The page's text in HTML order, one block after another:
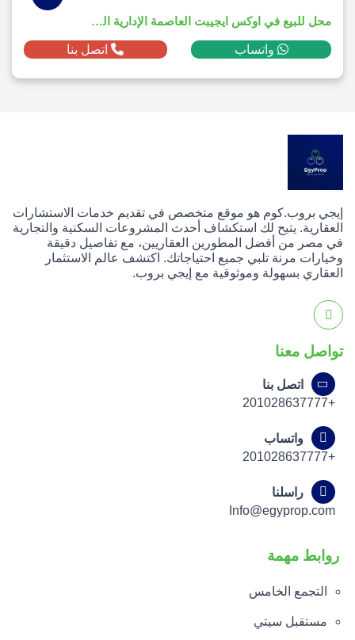
محل للبيع في اوكس ايجيبت العاصمة الإدارية الجديدة بمساحة 187م² ومقدم 11,014,290 ج.م
واتساب اتصل بنا
إيجي بروب.كوم هو موقع متخصص في تقديم خدمات الاستشارات
العقارية. يتيح لك استكشاف أحدث المشروعات السكنية والتجارية
في مصر من أفضل المطورين العقاريين، مع تفاصيل دقيقة
وخيارات مرنة تلبي جميع احتياجاتك. اكتشف عالم الاستثمار
العقاري بسهولة وموثوقية مع إيجي بروب.
تواصل معنا
اتصل بنا
+201028637777
واتساب
+201028637777
راسلنا
Info@egyprop.com
روابط مهمة
التجمع الخامس
مستقبل سيتي